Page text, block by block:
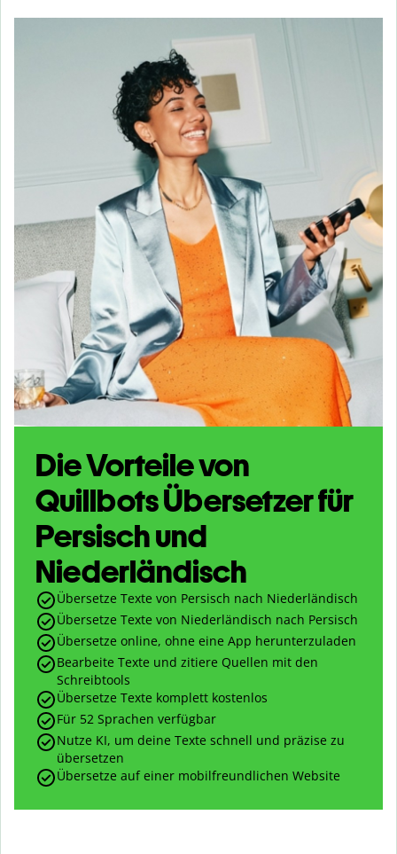
Die Vorteile von
Quillbots Übersetzer für
Persisch und
Niederländisch
Übersetze Texte von Persisch nach Niederländisch
Übersetze Texte von Niederländisch nach Persisch
Übersetze online, ohne eine App herunterzuladen
Bearbeite Texte und zitiere Quellen mit den
Schreibtools
Übersetze Texte komplett kostenlos
Für 52 Sprachen verfügbar
Nutze KI, um deine Texte schnell und präzise zu
übersetzen
Übersetze auf einer mobilfreundlichen Website